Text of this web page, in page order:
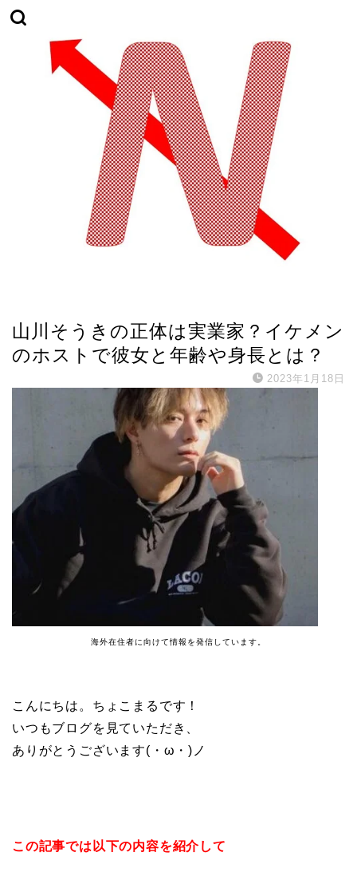
山川そうきの正体は実業家？イケメン
のホストで彼女と年齢や身長とは？
2023年1月18日
海外在住者に向けて情報を発信しています。
こんにちは。ちょこまるです！
いつもブログを見ていただき、
ありがとうございます(・ω・)ノ
この記事では以下の内容を紹介して